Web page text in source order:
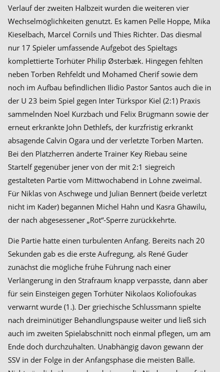
Verlauf der zweiten Halbzeit wurden die weiteren vier
Wechselmöglichkeiten genutzt. Es kamen Pelle Hoppe, Mika
Kieselbach, Marcel Cornils und Thies Richter. Das diesmal
nur 17 Spieler umfassende Aufgebot des Spieltags
komplettierte Torhüter Philip Østerbæk. Hingegen fehlten
neben Torben Rehfeldt und Mohamed Cherif sowie dem
noch im Aufbau befindlichen Ilidio Pastor Santos auch die in
der U 23 beim Spiel gegen Inter Türkspor Kiel (2:1) Praxis
sammelnden Noel Kurzbach und Felix Brügmann sowie der
erneut erkrankte John Dethlefs, der kurzfristig erkrankt
absagende Calvin Ogara und der verletzte Torben Marten.
Bei den Platzherren änderte Trainer Key Riebau seine
Startelf gegenüber jener von der mit 2:1 siegreich
gestalteten Partie vom Mittwochabend in Lohne zweimal.
Für Niklas von Aschwege und Julian Bennert (beide verletzt
nicht im Kader) begannen Michel Hahn und Kasra Ghawilu,
der nach abgesessener „Rot“-Sperre zurückkehrte.
Die Partie hatte einen turbulenten Anfang. Bereits nach 20
Sekunden gab es die erste Aufregung, als René Guder
zunächst die mögliche frühe Führung nach einer
Verlängerung in den Strafraum knapp verpasste, dann aber
für sein Einsteigen gegen Torhüter Nikolaos Koliofoukas
verwarnt wurde (1.). Der griechische Schlussmann spielte
nach dreiminütiger Behandlungspause weiter und ließ sich
auch im zweiten Spielabschnitt noch einmal pflegen, um am
Ende doch durchzuhalten. Unabhängig davon gewann der
SSV in der Folge in der Anfangsphase die meisten Bälle.